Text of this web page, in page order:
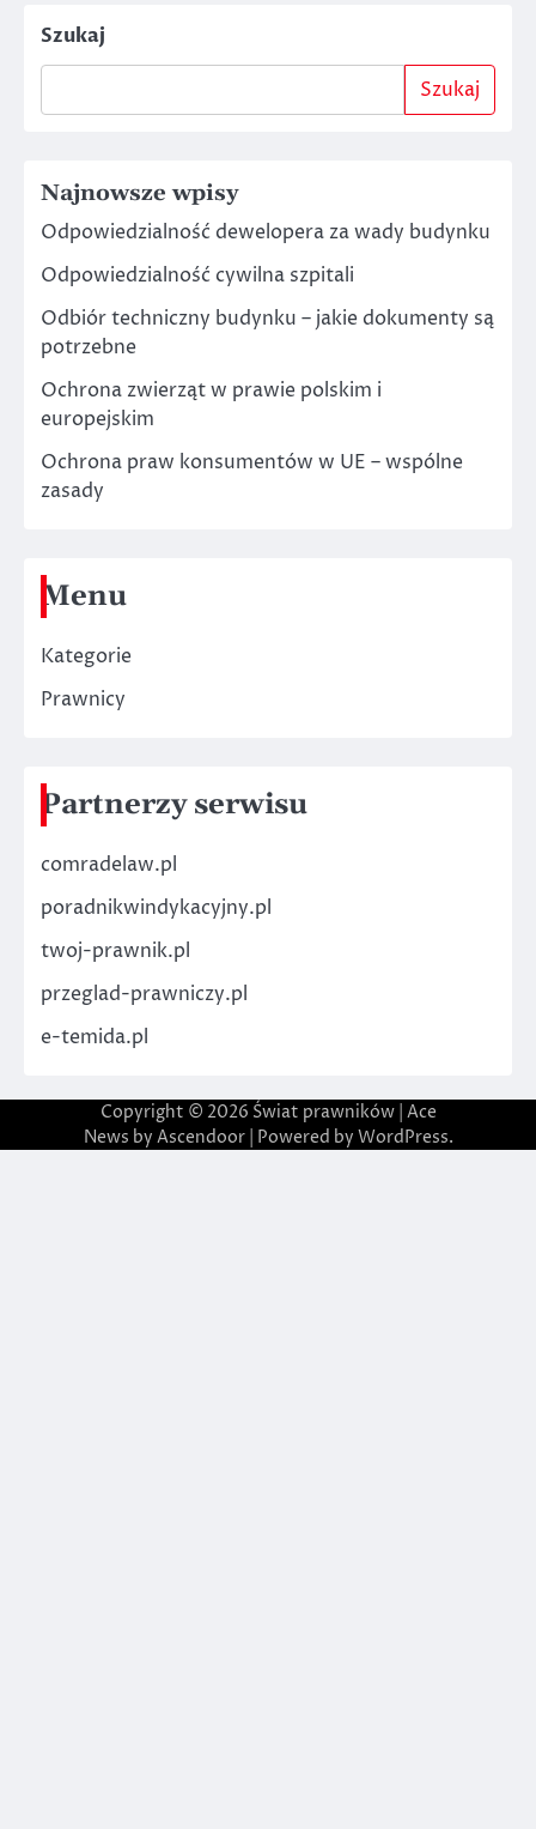
Szukaj
Szukaj
Najnowsze wpisy
Odpowiedzialność dewelopera za wady budynku
Odpowiedzialność cywilna szpitali
Odbiór techniczny budynku – jakie dokumenty są
potrzebne
Ochrona zwierząt w prawie polskim i
europejskim
Ochrona praw konsumentów w UE – wspólne
zasady
Menu
Kategorie
Prawnicy
Partnerzy serwisu
comradelaw.pl
poradnikwindykacyjny.pl
twoj-prawnik.pl
przeglad-prawniczy.pl
e-temida.pl
Copyright © 2026 Świat prawników| Ace
News by Ascendoor| Powered by WordPress.